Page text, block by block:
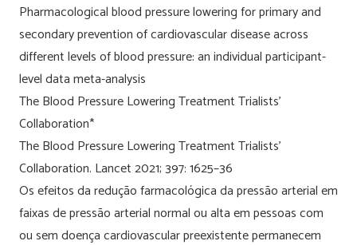
Pharmacological blood pressure lowering for primary and
secondary prevention of cardiovascular disease across
different levels of blood pressure: an individual participant-
level data meta-analysis
The Blood Pressure Lowering Treatment Trialists’
Collaboration*
The Blood Pressure Lowering Treatment Trialists’
Collaboration. Lancet 2021; 397: 1625–36
Os efeitos da redução farmacológica da pressão arterial em
faixas de pressão arterial normal ou alta em pessoas com
ou sem doença cardiovascular preexistente permanecem